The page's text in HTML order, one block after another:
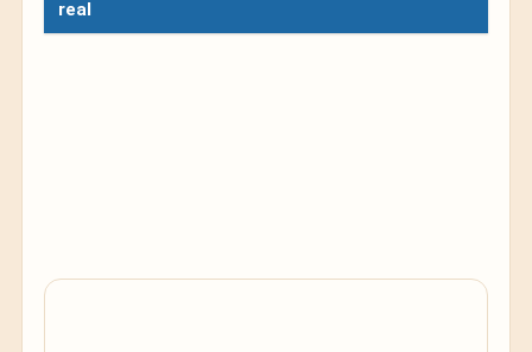
real